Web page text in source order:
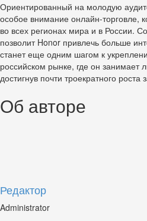
Ориентированный на молодую
особое внимание онлайн-торговле,
во всех регионах мира и в России.
позволит Honor привлечь больше
станет еще одним шагом к
российском рынке, где он занимает
достигнув почти троекратного роста
Об авторе
Редактор
Administrator